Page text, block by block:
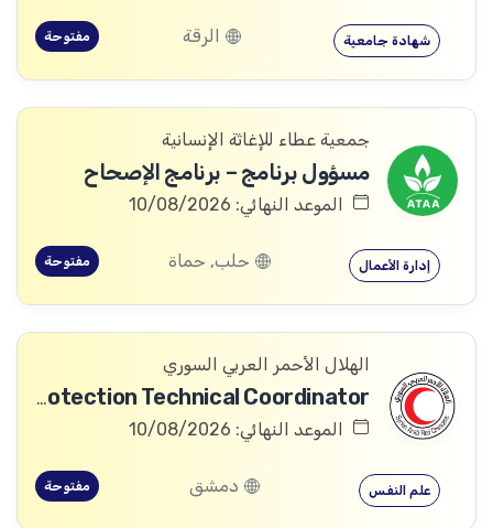
شهادة جامعية الرقة مفتوحة
جمعية عطاء للإغاثة الإنسانية
مسؤول برنامج – برنامج الإصحاح
الموعد النهائي: 10/08/2026
إدارة الأعمال حلب, حماة مفتوحة
الهلال الأحمر العربي السوري
Community Services and Protection Technical Coordinator
الموعد النهائي: 10/08/2026
علم النفس دمشق مفتوحة